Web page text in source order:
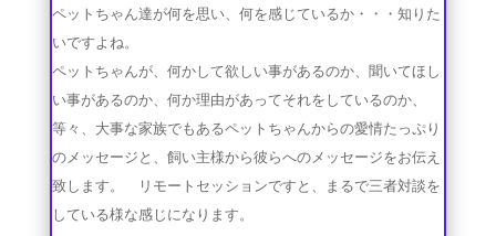
ペットちゃん達が何を思い、何を感じているか・・・知りた
いですよね。
ペットちゃんが、何かして欲しい事があるのか、聞いてほし
い事があるのか、何か理由があってそれをしているのか、
等々、大事な家族でもあるペットちゃんからの愛情たっぷり
のメッセージと、飼い主様から彼らへのメッセージをお伝え
致します。 リモートセッションですと、まるで三者対談を
している様な感じになります。